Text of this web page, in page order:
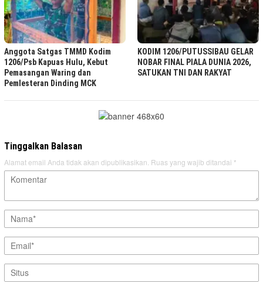
Anggota Satgas TMMD Kodim
1206/Psb Kapuas Hulu, Kebut
Pemasangan Waring dan
Pemlesteran Dinding MCK
KODIM 1206/PUTUSSIBAU GELAR
NOBAR FINAL PIALA DUNIA 2026,
SATUKAN TNI DAN RAKYAT ‎ ‎
Tinggalkan Balasan
Alamat email Anda tidak akan dipublikasikan. Ruas yang wajib ditandai *